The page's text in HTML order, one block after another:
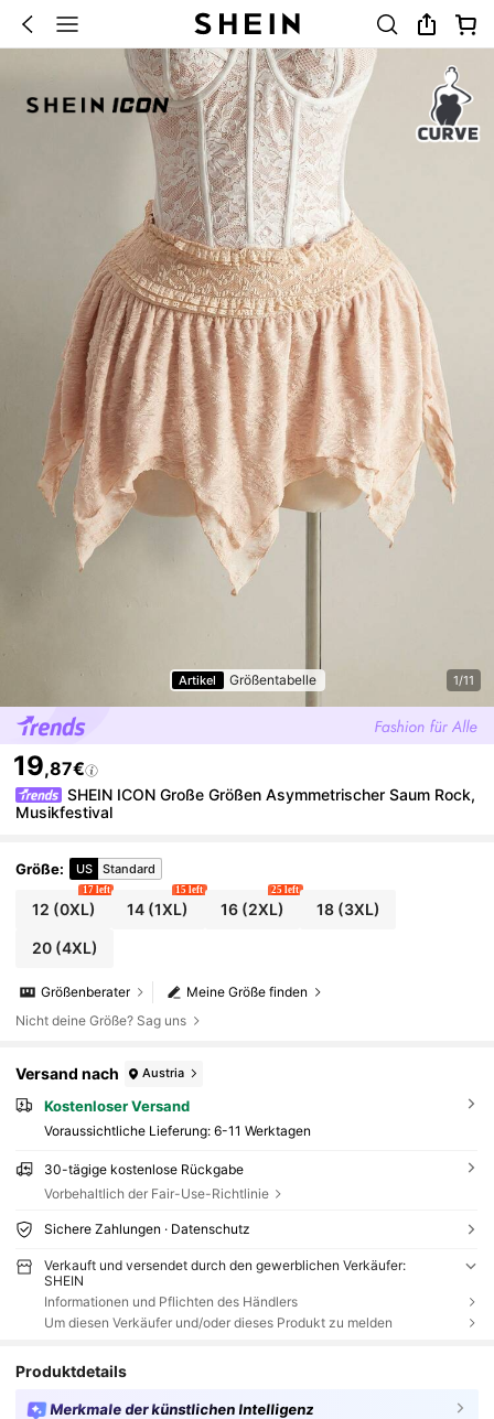
Artikel Größentabelle 1/11
19,87€
SHEIN ICON Große Größen Asymmetrischer Saum Rock,
Musikfestival
Größe: US Standard
12 (0XL)
17 left
14 (1XL)
15 left
16(2XL)
25 left
18(3XL)
20(4XL)
Meine Größe finden
Größenberater
Nicht deine Größe? Sag uns
Versand nach Austria
Kostenloser Versand
Voraussichtliche Lieferung: 6-11 Werktagen
30-tägige kostenlose Rückgabe
Vorbehaltlich der Fair-Use-Richtlinie
Sichere Zahlungen · Datenschutz
Verkauft und versendet durch den gewerblichen Verkäufer:
SHEIN
Informationen und Pflichten des Händlers
Um diesen Verkäufer und/oder dieses Produkt zu melden
Produktdetails
Merkmale der künstlichen Intelligenz